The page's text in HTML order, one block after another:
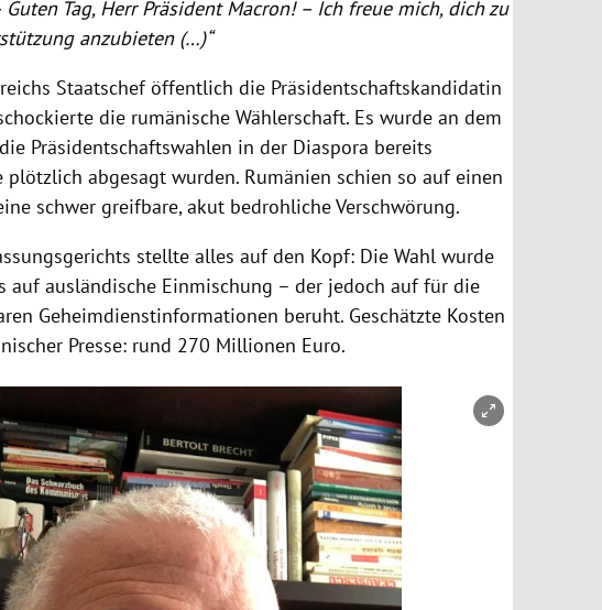
Guten Tag, Herr Präsident Macron! – Ich freue mich, dich zu
anzubieten (…)“
Staatschef öffentlich die Präsidentschaftskandidatin
die rumänische Wählerschaft. Es wurde an dem
Präsidentschaftswahlen in der Diaspora bereits
abgesagt wurden. Rumänien schien so auf einen
schwer greifbare, akut bedrohliche Verschwörung.
stellte alles auf den Kopf: Die Wahl wurde
auf ausländische Einmischung – der jedoch auf für die
Geheimdienstinformationen beruht. Geschätzte Kosten
Presse: rund 270 Millionen Euro.
öffnen/schließen